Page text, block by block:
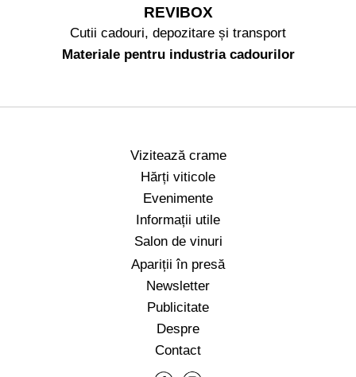
REVIBOX
Cutii cadouri, depozitare și transport
Materiale pentru industria cadourilor
Vizitează crame
Hărți viticole
Evenimente
Informații utile
Salon de vinuri
Apariții în presă
Newsletter
Publicitate
Despre
Contact